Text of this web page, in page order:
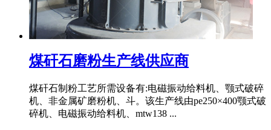
煤矸石磨粉生产线供应商
煤矸石制粉工艺所需设备有:电磁振动给料机、颚式破碎
机、非金属矿磨粉机、斗。该生产线由pe250×400颚式破
碎机、电磁振动给料机、mtw138 ...